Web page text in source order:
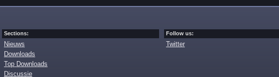
Sections:
Nieuws
Downloads
Top Downloads
Discussie
Follow us:
Twitter